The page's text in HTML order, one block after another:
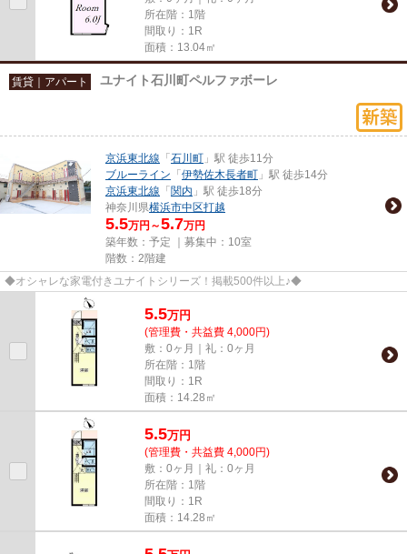
所在階：1階
間取り：1R
面積：13.04㎡
賃貸｜アパート ユナイト石川町ペルファボーレ
京浜東北線 「 石川町 」駅 徒歩11分
ブルーライン 「 伊勢佐木長者町 」駅 徒歩14分
京浜東北線 「 関内 」駅 徒歩18分
神奈川県横浜市中区打越
5.5万円～5.7万円
築年数：予定 ｜募集中： 10室
階数：2階建
◆オシャレな家電付きユナイトシリーズ！掲載500件以上♪◆
5.5万円
(管理費・共益費 4,000円)
敷：0ヶ月｜礼：0ヶ月
所在階：1階
間取り：1R
面積：14.28㎡
5.5万円
(管理費・共益費 4,000円)
敷：0ヶ月｜礼：0ヶ月
所在階：1階
間取り：1R
面積：14.28㎡